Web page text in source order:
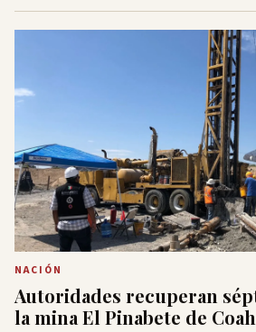
NACIÓN
Autoridades recuperan
la mina El Pinabete de